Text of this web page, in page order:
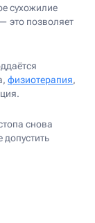
сухожилие
это позволяет
физиотерапия,
снова